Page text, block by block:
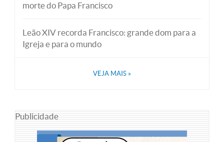
morte do Papa Francisco
Leão XIV recorda Francisco: grande dom para a
Igreja e para o mundo
VEJA MAIS »
Publicidade